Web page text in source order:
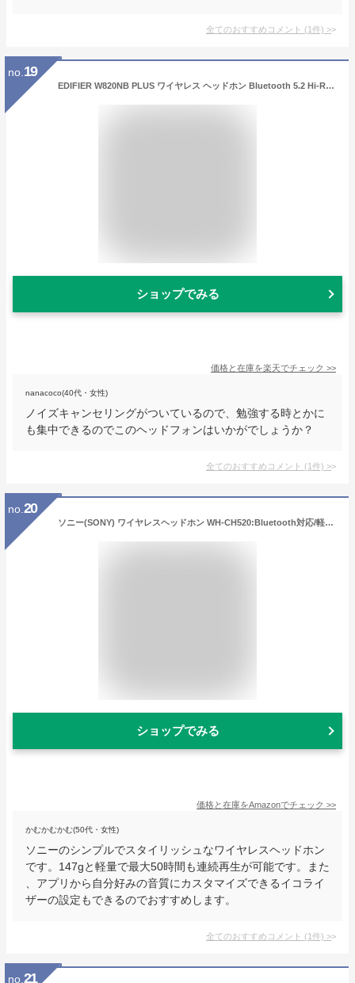
全てのおすすめコメント (1件) >
no. 19
EDIFIER W820NB PLUS ワイヤレス ヘッドホン Bluetooth 5.2 Hi-Res LDAC対応 ノイズキャンセリング 外音取り込み マイク付き ヘッドセット 無線 最大49時間再生 80ms 低遅延 ゲームモード 通話 柔らかい 軽量 エディファイア PC スマホ iPhone Android かわいい 送料無料
ショップでみる
価格と在庫を楽天でチェック >>
nanacoco(40代・女性)
ノイズキャンセリングがついているので、勉強する時とかに
も集中できるのでこのヘッドフォンはいかがでしょうか？
全てのおすすめコメント (1件) >
no. 20
ソニー(SONY) ワイヤレスヘッドホン WH-CH520:Bluetooth対応/軽量設計 約147g/専用アプリ対応により好みの音質にカスタマイズできる「イコライザー」設定対応/ブラック WH-CH520 B 小
ショップでみる
価格と在庫をAmazonでチェック >>
かむかむかむ(50代・女性)
ソニーのシンプルでスタイリッシュなワイヤレスヘッドホン
です。147gと軽量で最大50時間も連続再生が可能です。また
、アプリから自分好みの音質にカスタマイズできるイコライ
ザーの設定もできるのでおすすめします。
全てのおすすめコメント (1件) >
no. 21